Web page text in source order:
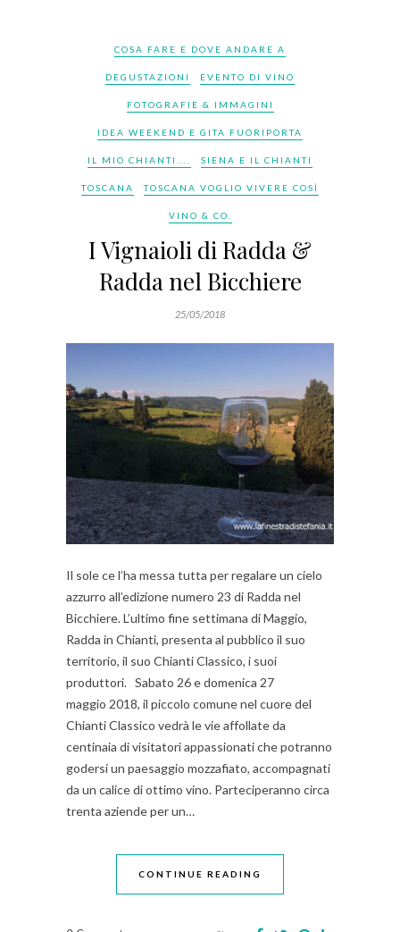
COSA FARE E DOVE ANDARE A
DEGUSTAZIONI EVENTO DI VINO
FOTOGRAFIE & IMMAGINI
IDEA WEEKEND E GITA FUORIPORTA
IL MIO CHIANTI.... SIENA E IL CHIANTI
TOSCANA TOSCANA VOGLIO VIVERE COSÌ
VINO & CO.
I Vignaioli di Radda &
Radda nel Bicchiere
25/05/2018
Il sole ce l’ha messa tutta per regalare un cielo
azzurro all’edizione numero 23 di Radda nel
Bicchiere. L’ultimo fine settimana di Maggio,
Radda in Chianti, presenta al pubblico il suo
territorio, il suo Chianti Classico, i suoi
produttori. Sabato 26 e domenica 27
maggio 2018, il piccolo comune nel cuore del
Chianti Classico vedrà le vie affollate da
centinaia di visitatori appassionati che potranno
godersi un paesaggio mozzafiato, accompagnati
da un calice di ottimo vino. Parteciperanno circa
trenta aziende per un…
CONTINUE READING